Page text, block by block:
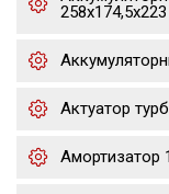
Актуатор
Амортизатор